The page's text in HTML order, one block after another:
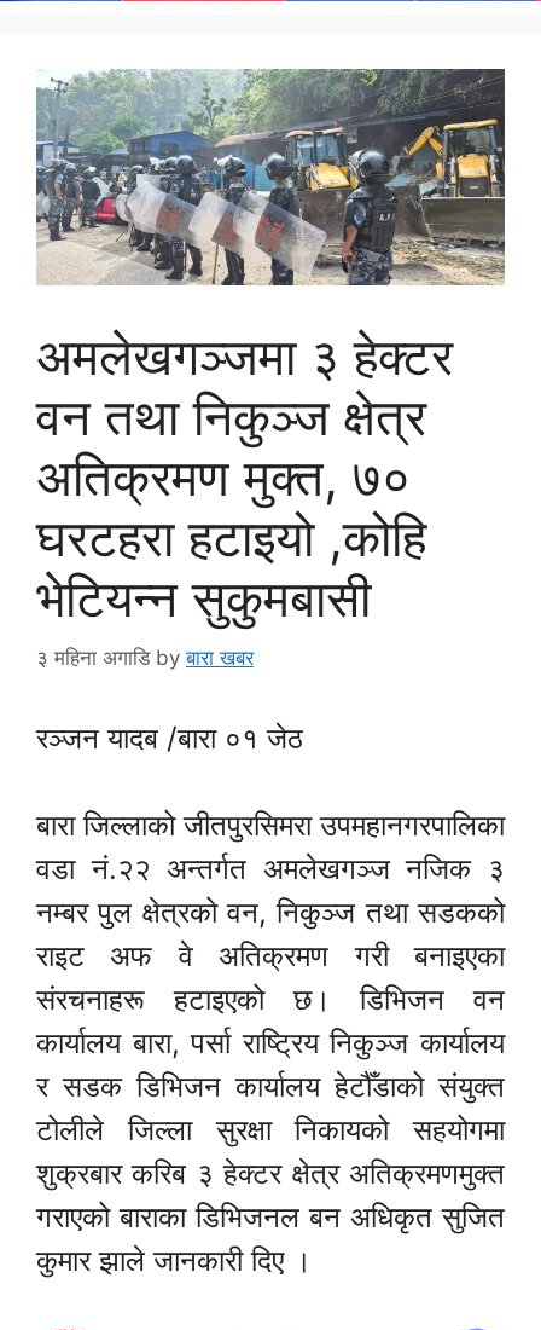
अमलेखगञ्जमा ३ हेक्टर
वन तथा निकुञ्ज क्षेत्र
अतिक्रमण मुक्त, ७०
घरटहरा हटाइयो ,कोहि
भेटियन्न सुकुमबासी
३ महिना अगाडि byबारा खबर
रञ्जन यादब /बारा ०१ जेठ
बारा जिल्लाको जीतपुरसिमरा उपमहानगरपालिका
वडा नं.२२ अन्तर्गत अमलेखगञ्ज नजिक ३
नम्बर पुल क्षेत्रको वन, निकुञ्ज तथा सडकको
राइट अफ वे अतिक्रमण गरी बनाइएका
संरचनाहरू हटाइएको छ। डिभिजन वन
कार्यालय बारा, पर्सा राष्ट्रिय निकुञ्ज कार्यालय
र सडक डिभिजन कार्यालय हेटौँडाको संयुक्त
टोलीले जिल्ला सुरक्षा निकायको सहयोगमा
शुक्रबार करिब ३ हेक्टर क्षेत्र अतिक्रमणमुक्त
गराएको बाराका डिभिजनल बन अधिकृत सुजित
कुमार झाले जानकारी दिए ।